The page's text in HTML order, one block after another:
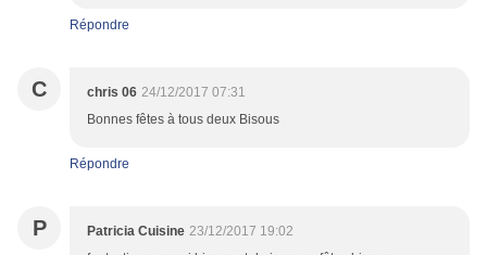
Répondre
C chris 06 24/12/2017 07:31
Bonnes fêtes à tous deux Bisous
Répondre
P Patricia Cuisine 23/12/2017 19:02